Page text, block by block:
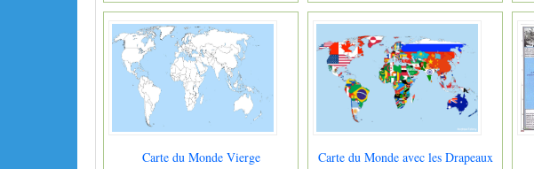
Carte du Monde Vierge Carte du Monde avec les Drapeaux